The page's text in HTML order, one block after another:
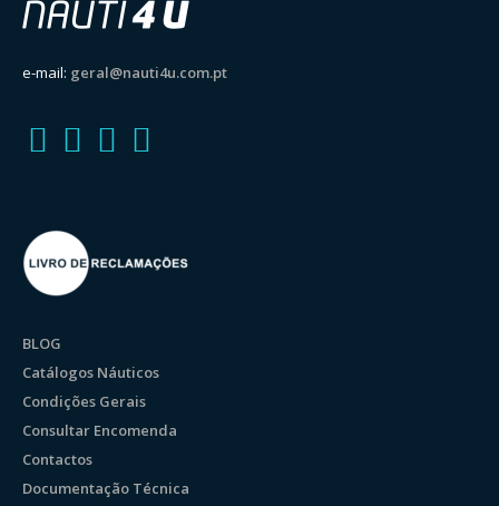
e-mail: geral@nauti4u.com.pt
BLOG
Catálogos Náuticos
Condições Gerais
Consultar Encomenda
Contactos
Documentação Técnica